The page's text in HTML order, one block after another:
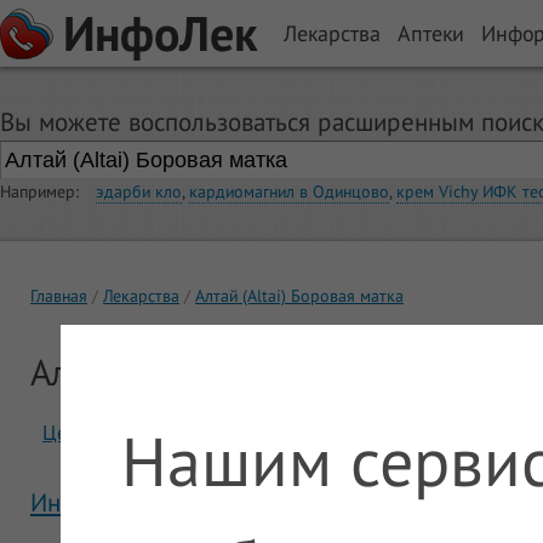
ИнфоЛек Лекарства Аптеки
Вы можете воспользоваться расширенным
Например: эдарби кло, кардиомагнил в Одинцово, крем Vichy ИФК
Главная Лекарства Алтай (Altai) Боровая матка
Алтай (Altai) Боровая матка
Цены Отзывы
Инструкция Алтай (Altai) Боровая матка
Нашим